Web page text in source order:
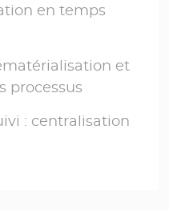
en temps
et
processus
: centralisation